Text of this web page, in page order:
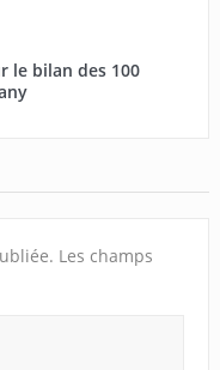
le bilan des 100
Les champs